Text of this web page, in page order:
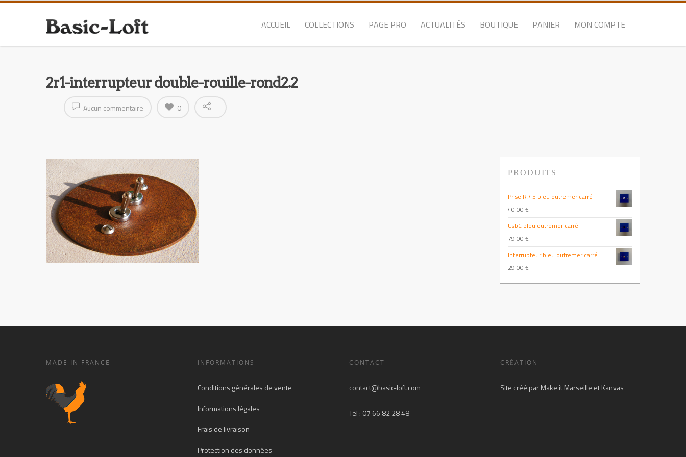
ACCUEIL COLLECTIONS PAGE PRO ACTUALITÉS BOUTIQUE PANIER MON COMPTE
2r1-interrupteur double-rouille-rond2.2
Aucun commentaire 0
PRODUITS
Prise RJ45 bleu outremer carré
40.00€
UsbC bleu outremer carré
79.00€
Interrupteur bleu outremer carré
29.00€
MADE IN FRANCE INFORMATIONS
Conditions générales de vente
Informations légales
Frais de livraison
Protection des données
CONTACT
contact@basic-loft.com
Tel : 07 66 82 28 48
CRÉATION
Site créé parMake it Marseille etKanvas